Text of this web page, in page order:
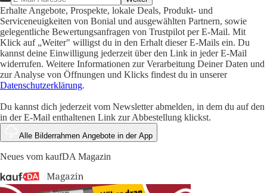
Erhalte Angebote, Prospekte, lokale Deals, Produkt- und
Serviceneuigkeiten von Bonial und ausgewählten Partnern, sowie
gelegentliche Bewertungsanfragen von Trustpilot per E-Mail. Mit
Klick auf „Weiter" willigst du in den Erhalt dieser E-Mails ein. Du
kannst deine Einwilligung jederzeit über den Link in jeder E-Mail
widerrufen. Weitere Informationen zur Verarbeitung Deiner Daten und
zur Analyse von Öffnungen und Klicks findest du in unserer
Datenschutzerklärung.
Du kannst dich jederzeit vom Newsletter abmelden, in dem du auf den
in der E-Mail enthaltenen Link zur Abbestellung klickst.
Alle Bilderrahmen Angebote in der App
Neues vom kaufDA Magazin